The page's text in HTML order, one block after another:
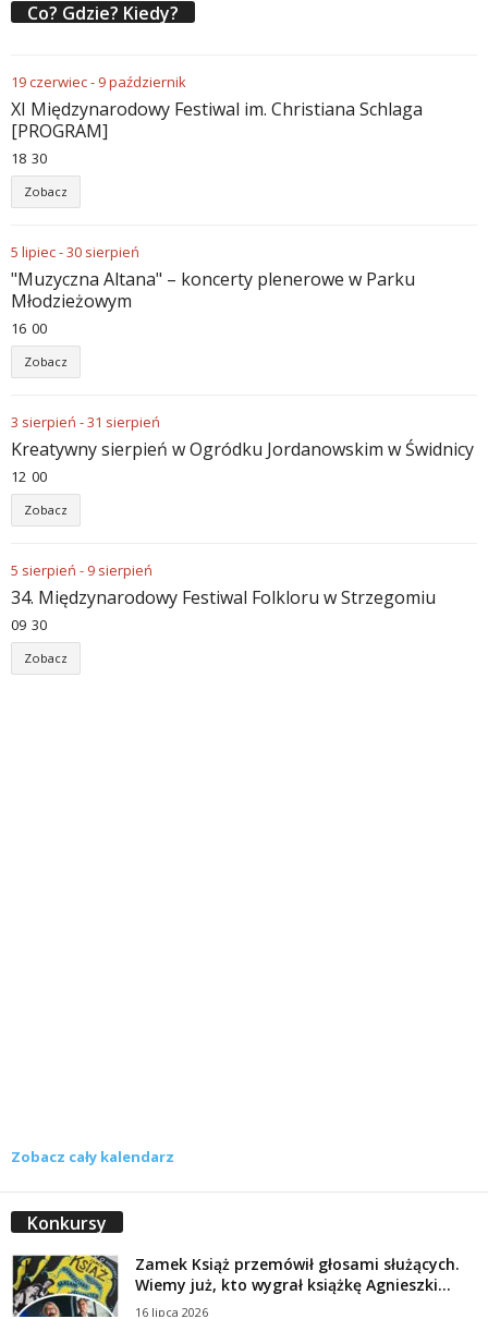
Co? Gdzie? Kiedy?
19czerwiec- 9październik
XI Międzynarodowy Festiwal im. Christiana Schlaga
[PROGRAM]
18 30
Zobacz
5 lipiec-30 sierpień
"Muzyczna Altana" – koncerty plenerowe w Parku
Młodzieżowym
16 00
Zobacz
3 sierpień -31 sierpień
Kreatywny sierpień w Ogródku Jordanowskim w Świdnicy
12 00
Zobacz
5 sierpień - 9 sierpień
34. Międzynarodowy Festiwal Folkloru w Strzegomiu
09 30
Zobacz
Zobacz cały kalendarz
Konkursy
Zamek Książ przemówił głosami służących.
Wiemy już, kto wygrał książkę Agnieszki...
16 lipca 2026